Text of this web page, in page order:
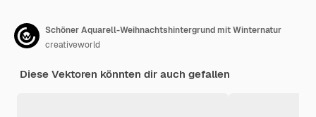
Schöner Aquarell-Weihnachtshintergrund mit Winternatur
creativeworld
Diese Vektoren könnten dir auch gefallen